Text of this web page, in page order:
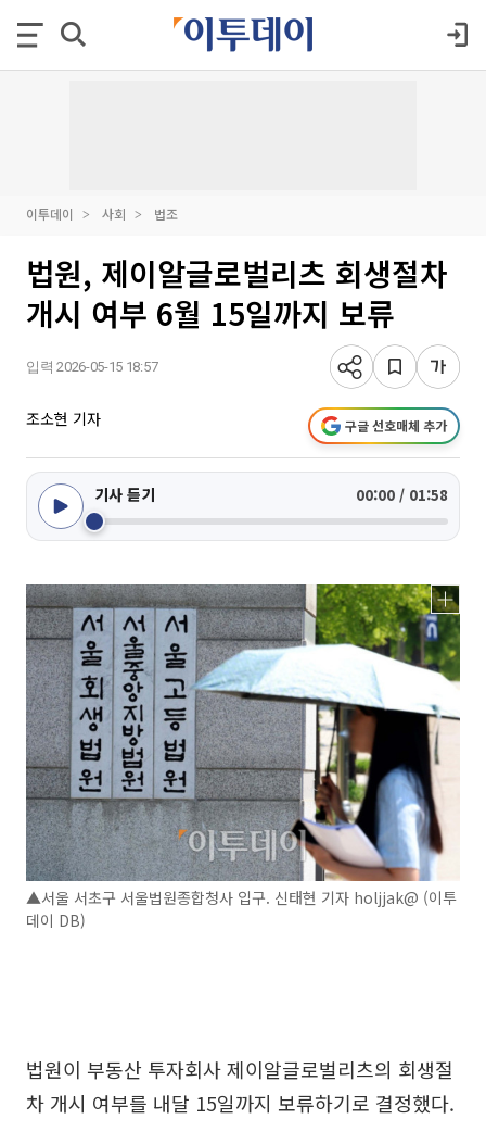
이투데이 사회 법조
법원, 제이알글로벌리츠 회생절차
개시 여부 6월 15일까지 보류
입력 2026-05-15 18:57
조소현 기자 구글 선호매체 추가
기사 듣기 00:00 / 01:58
▲서울 서초구 서울법원종합청사 입구. 신태현 기자 holjjak@ (이투
데이 DB)
법원이 부동산 투자회사 제이알글로벌리츠의 회생절
차 개시 여부를 내달 15일까지 보류하기로 결정했다.